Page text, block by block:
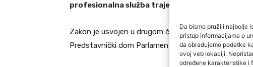
Da bismo pružili najbolje
pristup informacijama o
da obrađujemo podatke
ovoj veb lokaciji.
određene karakteristike i
profesionalna služba traje do 49 godina života.
Zakon je usvojen u drugom čitanju i za njegovo
Predstavnički dom Parlamentarne skupštine BiH.